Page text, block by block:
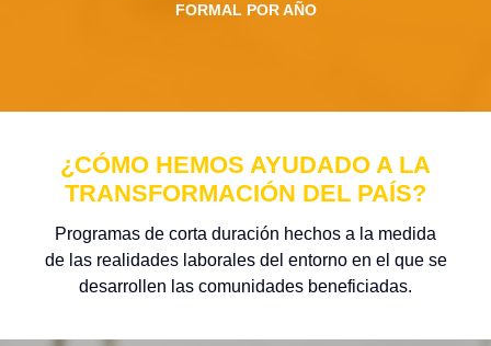
FORMAL POR AÑO
¿CÓMO HEMOS AYUDADO A LA
TRANSFORMACIÓN DEL PAÍS?
Programas de corta duración hechos a la medida
de las realidades laborales del entorno en el que se
desarrollen las comunidades beneficiadas.